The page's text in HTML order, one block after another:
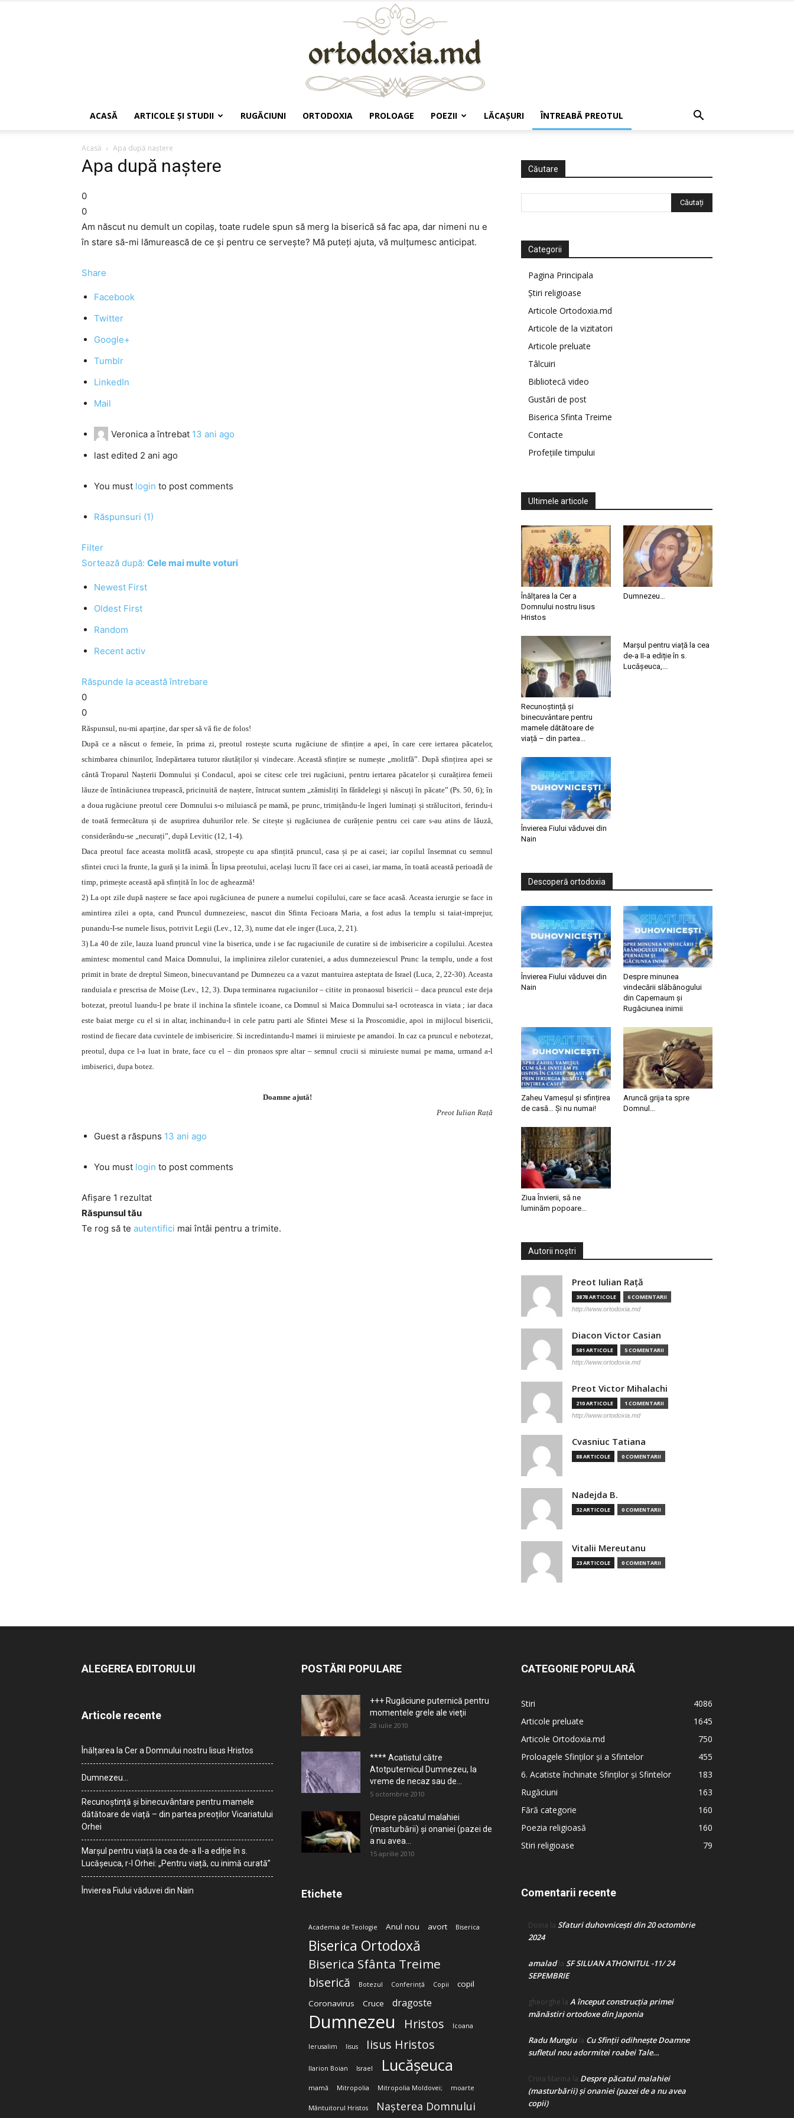
ACASĂ ARTICOLE ŞI STUDII RUGĂCIUNI ORTODOXIA PROLOAGE POEZII LĂCAŞURI ÎNTREABĂ PREOTUL
Acasă Apa după naștere
Apa după naștere
0
0
Am născut nu demult un copilaș, toate rudele spun să merg la biserică să fac apa, dar nimeni nu e
în stare să-mi lămurească de ce și pentru ce servește? Mă puteți ajuta, vă mulțumesc anticipat.
Share
Facebook
Twitter
Google+
Tumblr
LinkedIn
Mail
Veronica a întrebat 13 ani ago
last edited 2 ani ago
You must login to post comments
Răspunsuri (1)
Filter
Sortează după: Cele mai multe voturi
Newest First
Oldest First
Random
Recent activ
Răspunde la această întrebare
0
0
Răspunsul, nu-mi aparține, dar sper să vă fie de folos!
După ce a născut o femeie, în prima zi, preotul rostește scurta rugăciune de sfințire a apei, în care cere iertarea păcatelor,
schimbarea chinurilor, îndepărtarea tuturor răutăților și vindecare. Această sfințire se numește „molitfă”. După sfințirea apei se
cântă Troparul Nașterii Domnului și Condacul, apoi se citesc cele trei rugăciuni, pentru iertarea păcatelor și curaățirea femeii
lăuze de întinăciunea trupească, pricinuită de naștere, întrucat suntem „zămisliți în fărădelegi și născuți în păcate” (Ps. 50, 6); în
a doua rugăciune preotul cere Domnului s-o miluiască pe mamă, pe prunc, trimițându-le îngeri luminați și strălucitori, ferindu-i
de toată fermecătura și de asuprirea duhurilor rele. Se citește și rugăciunea de curățenie pentru cei care s-au atins de lăuză,
considerându-se „necurați”, după Levitic (12, 1-4).
Daca preotul face aceasta molitfă acasă, stropește cu apa sfințită pruncul, casa și pe ai casei; iar copilul însemnat cu semnul
sfintei cruci la frunte, la gură și la inimă. În lipsa preotului, același lucru îl face cei ai casei, iar mama, în toată această perioadă de
timp, primește această apă sfințită în loc de agheazmă!
2) La opt zile după naștere se face apoi rugăciunea de punere a numelui copilului, care se face acasă. Aceasta ierurgie se face in
amintirea zilei a opta, cand Pruncul dumnezeiesc, nascut din Sfinta Fecioara Maria, a fost adus la templu si taiat-imprejur,
punandu-I-se numele Iisus, potrivit Legii (Lev., 12, 3), nume dat ele inger (Luca, 2, 21).
3) La 40 de zile, lauza luand pruncul vine la biserica, unde i se fac rugaciunile de curatire si de imbisericire a copilului. Acestea
amintesc momentul cand Maica Domnului, la implinirea zilelor curateniei, a adus dumnezeiescul Prunc la templu, unde a fost
primit in brate de dreptul Simeon, binecuvantand pe Dumnezeu ca a vazut mantuirea asteptata de Israel (Luca, 2, 22-30). Aceasta
randuiala e prescrisa de Moise (Lev., 12, 3). Dupa terminarea rugaciunilor – citite in pronaosul bisericii – daca pruncul este deja
botezat, preotul luandu-l pe brate il inchina la sfintele icoane, ca Domnul si Maica Domnului sa-l ocroteasca in viata ; iar daca
este baiat merge cu el si in altar, inchinandu-l in cele patru parti ale Sfintei Mese si la Proscomidie, apoi in mijlocul bisericii,
rostind de fiecare data cuvintele de imbisericire. Si incredintandu-l mamei ii miruieste pe amandoi. In caz ca pruncul e nebotezat,
preotul, dupa ce l-a luat in brate, face cu el – din pronaos spre altar – semnul crucii si miruieste numai pe mama, urmand a-l
imbiserici, dupa botez.
Doamne ajută!
Preot Iulian Rață
Guest a răspuns 13 ani ago
You must login to post comments
Afișare 1 rezultat
Răspunsul tău
Te rog să te autentifici mai întâi pentru a trimite.
Căutare
Categorii
Pagina Principala
Știri religioase
Articole Ortodoxia.md
Articole de la vizitatori
Articole preluate
Tâlcuiri
Bibliotecă video
Gustări de post
Biserica Sfinta Treime
Contacte
Profețiile timpului
Ultimele articole
Înălțarea la Cer a
Domnului nostru Iisus
Hristos
Dumnezeu…
Recunoștință și
binecuvântare pentru
mamele dătătoare de
viață – din partea...
Marșul pentru viață la cea
de-a II-a ediție în s.
Lucășeuca,...
Învierea Fiului văduvei din
Nain
Descoperă ortodoxia
Învierea Fiului văduvei din
Nain
Despre minunea
vindecării slăbănogului
din Capernaum și
Rugăciunea inimii
Zaheu Vameșul și sfințirea
de casă… Și nu numai!
Aruncă grija ta spre
Domnul…
Ziua Învierii, să ne
luminăm popoare…
Autorii noștri
Preot Iulian Raţă
3878 ARTICOLE 6 COMENTARII
http://www.ortodoxia.md
Diacon Victor Casian
581 ARTICOLE 5 COMENTARII
http://www.ortodoxia.md
Preot Victor Mihalachi
210 ARTICOLE 1 COMENTARII
http://www.ortodoxia.md
Cvasniuc Tatiana
88 ARTICOLE 0 COMENTARII
Nadejda B.
32 ARTICOLE 0 COMENTARII
Vitalii Mereutanu
23 ARTICOLE 0 COMENTARII
ALEGEREA EDITORULUI
Articole recente
Înălțarea la Cer a Domnului nostru Iisus Hristos
Dumnezeu…
Recunoștință și binecuvântare pentru mamele
dătătoare de viață – din partea preoților Vicariatului
Orhei
Marșul pentru viață la cea de-a II-a ediție în s.
Lucășeuca, r-l Orhei: „Pentru viață, cu inimă curată”
Învierea Fiului văduvei din Nain
POSTĂRI POPULARE
+++ Rugăciune puternică pentru
momentele grele ale vieţii
28 iulie 2010
**** Acatistul către
Atotputernicul Dumnezeu, la
vreme de necaz sau de...
5 octombrie 2010
Despre păcatul malahiei
(masturbării) şi onaniei (pazei de
a nu avea...
15 aprilie 2010
Etichete
Academia de Teologie Anul nou avort Biserica
Biserica Ortodoxă
Biserica Sfânta Treime
biserică Botezul Conferință Copii
copil
Coronavirus
Cruce dragoste
Dumnezeu Hristos Icoana
Ierusalim Iisus Iisus Hristos
Ilarion Boian Israel Lucășeuca
mamă Mitropolia Mitropolia Moldovei; moarte
Mântuitorul Hristos Nașterea Domnului
CATEGORIE POPULARĂ
Stiri
4086
Articole preluate
1645
Articole Ortodoxia.md
750
Proloagele Sfinților și a Sfintelor
455
6. Acatiste închinate Sfinților și Sfintelor
183
Rugăciuni
163
Fără categorie
160
Poezia religioasă
160
Stiri religioase
79
Comentarii recente
Doina la Sfaturi duhovnicești din 20 octombrie
2024
amaladla SF SILUAN ATHONITUL -11/ 24
SEPEMBRIE
gheorghe la A început construcţia primei
mănăstiri ortodoxe din Japonia
Radu Mungiula Cu Sfinții odihnește Doamne
sufletul nou adormitei roabei Tale…
Crina Marina la Despre păcatul malahiei
(masturbării) şi onaniei (pazei de a nu avea
copii)